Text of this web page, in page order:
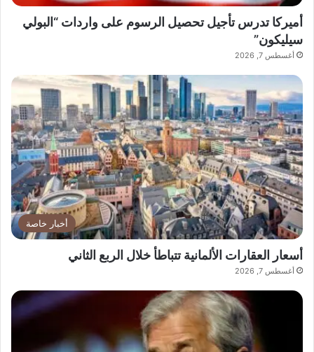
أميركا تدرس تأجيل تحصيل الرسوم على واردات “البولي
سيليكون”
أغسطس 7, 2026
أخبار خاصة
أسعار العقارات الألمانية تتباطأ خلال الربع الثاني
أغسطس 7, 2026